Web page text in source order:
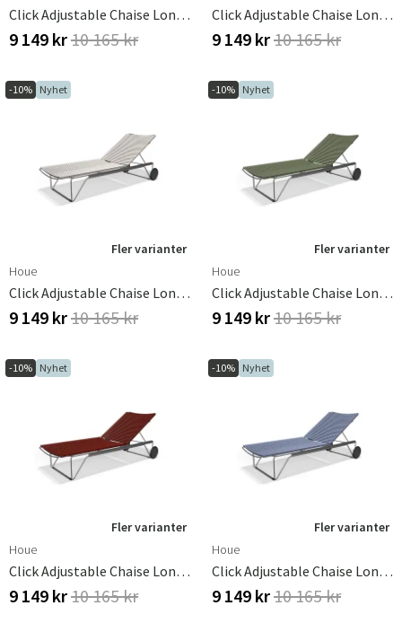
Click Adjustable Chaise Longue Dusty Light Blue. Frame: Grey
9 149 kr10 165 kr
Click Adjustable Chaise Longue Lemon Zest. Frame: Grey
9 149 kr10 165 kr
-10% Nyhet
Fler varianter
Houe
Click Adjustable Chaise Longue Muted White. Frame: Grey
9 149 kr10 165 kr
-10% Nyhet
Fler varianter
Houe
Click Adjustable Chaise Longue Olive Green. Frame: Grey
9 149 kr10 165 kr
-10% Nyhet
Fler varianter
Houe
Click Adjustable Chaise Longue Paprika. Frame: Grey
9 149 kr10 165 kr
-10% Nyhet
Fler varianter
Houe
Click Adjustable Chaise Longue Pigeon Blue. Frame: Grey
9 149 kr10 165 kr